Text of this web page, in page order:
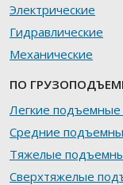
Электрические
Гидравлические
Механические
ПО
Легкие подъемные
Средние
Тяжелые
Сверхтяжелые